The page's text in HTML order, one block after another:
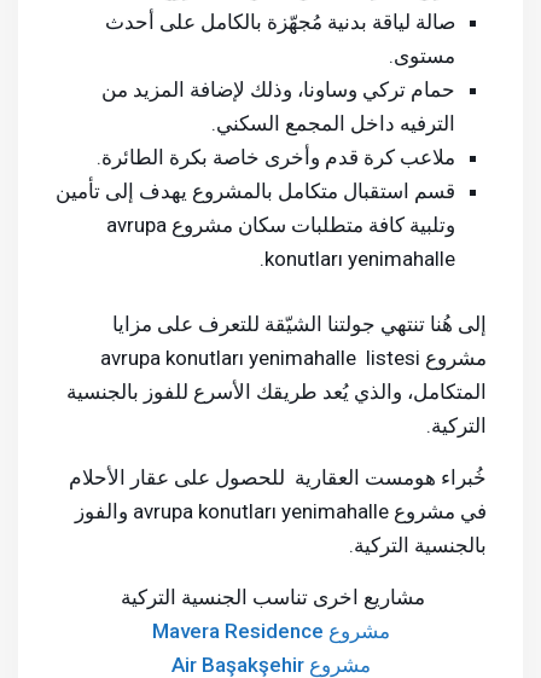
صالة لياقة بدنية مُجهّزة بالكامل على أحدث
مستوى.
حمام تركي وساونا، وذلك لإضافة المزيد من
الترفيه داخل المجمع السكني.
ملاعب كرة قدم وأخرى خاصة بكرة الطائرة.
قسم استقبال متكامل بالمشروع يهدف إلى تأمين
وتلبية كافة متطلبات سكان مشروع avrupa
konutları yenimahalle.
إلى هُنا تنتهي جولتنا الشيّقة للتعرف على مزايا
مشروع avrupa konutları yenimahalle listesi
المتكامل، والذي يُعد طريقك الأسرع للفوز بالجنسية
التركية.
خُبراء هومست العقارية للحصول على عقار الأحلام
في مشروع avrupa konutları yenimahalle والفوز
بالجنسية التركية.
مشاريع اخرى تناسب الجنسية التركية
مشروع Mavera Residence
مشروع Air Başakşehir